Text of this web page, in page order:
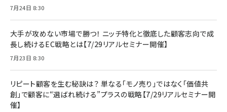
7月24日 8:30
大手が攻めない市場で勝つ！ ニッチ特化と徹底した顧客志向で成
長し続けるEC戦略とは【7/29リアルセミナー開催】
7月23日 8:30
リピート顧客を生む秘訣は？ 単なる「モノ売り」ではなく「価値共
創」で顧客に“選ばれ続ける”プラスの戦略【7/29リアルセミナー開
催】